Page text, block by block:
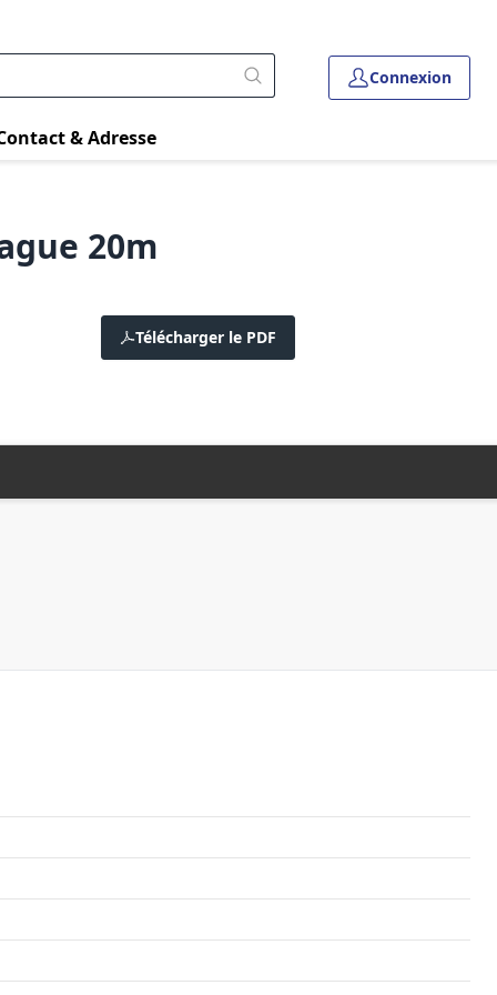
Connexion
& Adresse
20m
Télécharger le PDF